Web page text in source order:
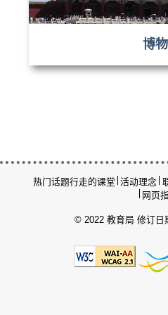
博
热门话题行走的课堂 活动理念
网页
© 2022 教育局 修订日